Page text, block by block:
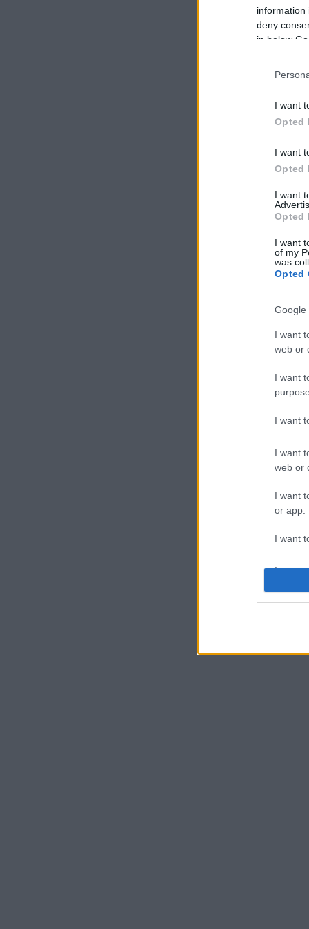
information
deny
in below
I want
Opted
I want
Opted
I want
Opted
I want
of my
was
Opted
Google
I want
web or
I want
I want
I want
web or
I want
or app.
I want
I want